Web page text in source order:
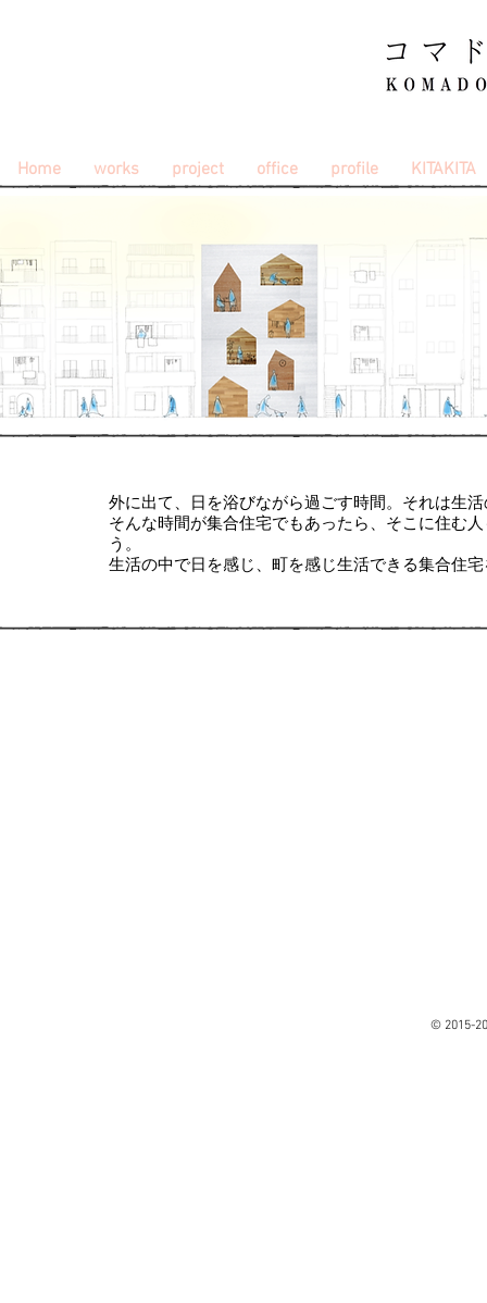
Home works project office profile KITAKITA
外に出て、日を浴びながら過ごす時間。それは生
そんな時間が集合住宅でもあったら、そこに住む
う。
生活の中で日を感じ、町を感じ生活できる集合住
© 2015-